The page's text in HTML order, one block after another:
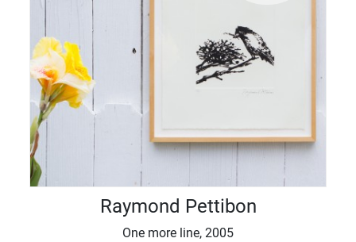
Raymond Pettibon
One more line, 2005